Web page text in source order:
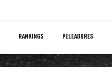
RANKINGS PELEADORES